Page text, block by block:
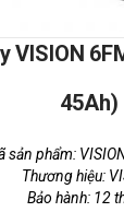
VISION
45Ah)
sản phẩm:
Thương hiệu:
Bảo hành: 12